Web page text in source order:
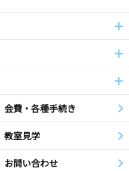
会費・各種手続き
教室見学
お問い合わせ